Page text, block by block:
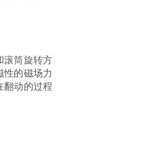
滚筒旋转方
性的磁场力
翻动的过程